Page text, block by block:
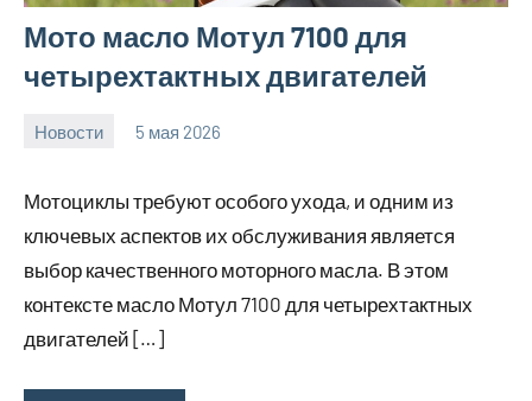
Мото масло Мотул 7100 для
четырехтактных двигателей
Новости 5 мая 2026
Мотоциклы требуют особого ухода, и одним из
ключевых аспектов их обслуживания является
выбор качественного моторного масла. В этом
контексте масло Мотул 7100 для четырехтактных
двигателей […]